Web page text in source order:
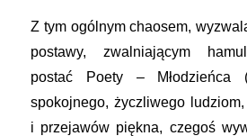
Z tym ogólnym chaosem,
postawy, zwalniającym
postać Poety – Młodzieńca
spokojnego, życzliwego
i przejawów piękna, czegoś